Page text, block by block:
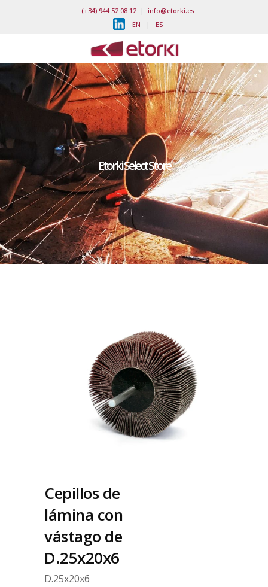
(+34) 944 52 08 12| info@etorki.es
EN | ES
Etorki Select Store
Cepillos de
lámina con
vástago de
D.25x20x6
D.25x20x6